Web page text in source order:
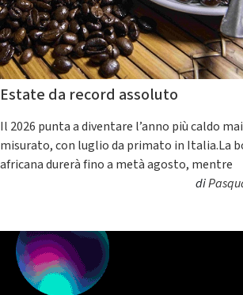
Estate da record assoluto
Il 2026 punta a diventare l’anno più caldo mai
misurato, con luglio da primato in Italia.La
africana durerà fino a metà agosto, mentre
di